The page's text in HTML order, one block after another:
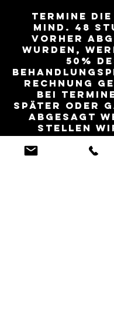
Termine
mind. 48
vorher
wurden,
50%
Rechnung
Bei
später oder
abgesagt
stellen
in